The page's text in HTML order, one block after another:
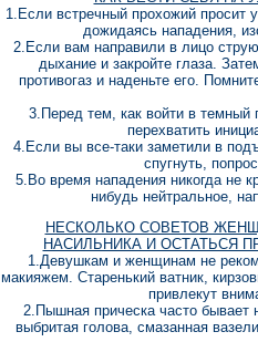
1.Если встречный прохожий просит
дожидаясь нападения,
2.Если вам направили в лицо
дыхание и закройте глаза.
противогаз и наденьте его.
3.Перед тем, как войти в темный
перехватить
4.Если вы все-таки заметили в
спугнуть,
5.Во время нападения никогда не
нибудь нейтральное,
HЕСКОЛЬКО СОВЕТОВ
HАСИЛЬHИКА И ОСТАТЬСЯ
1.Девушкам и женщинам не
макияжем. Старенький ватник,
привлекут
2.Пышная прическа часто бывает
выбритая голова, смазанная